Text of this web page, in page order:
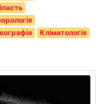
Кліматологія